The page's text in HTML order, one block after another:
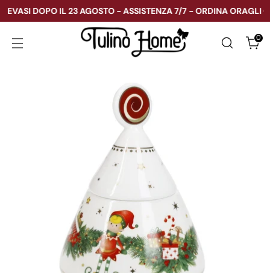
DOPO IL 23 AGOSTO - ASSISTENZA 7/7 - ORDINA ORAGLI
0